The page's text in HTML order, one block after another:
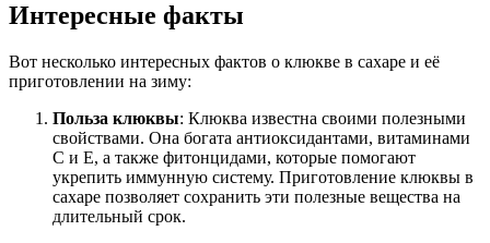
Интересные факты
Вот несколько интересных фактов о клюкве в сахаре и её
приготовлении на зиму:
Польза клюквы: Клюква известна своими полезными
свойствами. Она богата антиоксидантами, витаминами
C и E, а также фитонцидами, которые помогают
укрепить иммунную систему. Приготовление клюквы в
сахаре позволяет сохранить эти полезные вещества на
длительный срок.